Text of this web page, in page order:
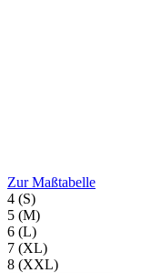
Zur Maßtabelle
4 (S)
5 (M)
6 (L)
7 (XL)
8 (XXL)